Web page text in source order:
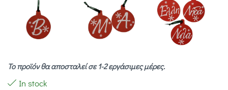
Το προϊόν θα αποσταλεί σε 1-2 εργάσιμες μέρες.
In stock